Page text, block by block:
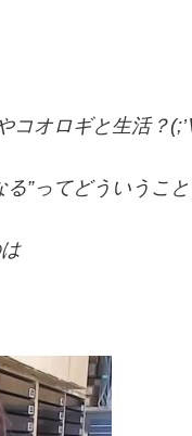
コオロギと生活？
”ってどういうこ